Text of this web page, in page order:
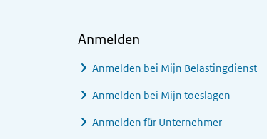
Anmelden
Anmelden bei Mijn Belastingdienst
Anmelden bei Mijn toeslagen
Anmelden für Unternehmer